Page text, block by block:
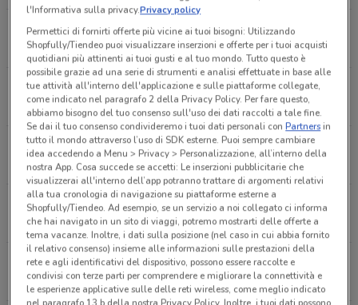
Viale Cadorna, 36/38 Legnano
1.6 km
CHIUSO
Via Magenta, 82 Busto Arsizio
5.5 km
APERTO
Iv Novembre Uboldo
5.6 km
APERTO
Via Busto Arsizio Fagnano Olona
8.6 km
APERTO
Via Giovanni Amendola Saronno
9.1 km
CHIUSO
l'Informativa sulla privacy.Privacy policy
Permettici di fornirti offerte più vicine ai tuoi bisogni: Utilizzando
Shopfully/Tiendeo puoi visualizzare inserzioni e offerte per i tuoi acquisti
quotidiani più attinenti ai tuoi gusti e al tuo mondo. Tutto questo è
possibile grazie ad una serie di strumenti e analisi effettuate in base alle
tue attività all'interno dell'applicazione e sulle piattaforme collegate,
come indicato nel paragrafo 2 della Privacy Policy. Per fare questo,
abbiamo bisogno del tuo consenso sull'uso dei dati raccolti a tale fine.
Se dai il tuo consenso condivideremo i tuoi dati personali conPartnersin
tutto il mondo attraverso l’uso di SDK esterne. Puoi sempre cambiare
idea accedendo a Menu > Privacy > Personalizzazione, all’interno della
nostra App. Cosa succede se accetti: Le inserzioni pubblicitarie che
visualizzerai all'interno dell’app potranno trattare di argomenti relativi
alla tua cronologia di navigazione su piattaforme esterne a
Shopfully/Tiendeo. Ad esempio, se un servizio a noi collegato ci informa
che hai navigato in un sito di viaggi, potremo mostrarti delle offerte a
tema vacanze. Inoltre, i dati sulla posizione (nel caso in cui abbia fornito
il relativo consenso) insieme alle informazioni sulle prestazioni della
rete e agli identificativi del dispositivo, possono essere raccolte e
condivisi con terze parti per comprendere e migliorare la connettività e
le esperienze applicative sulle delle reti wireless, come meglio indicato